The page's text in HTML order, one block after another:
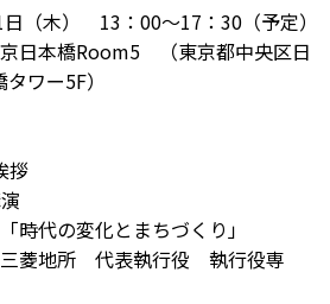
（木） 13：00～17：30（予定）
日本橋Room5 （東京都中央区日
ワー5F）
拶
化とまちづくり」
代表執行役 執行役専